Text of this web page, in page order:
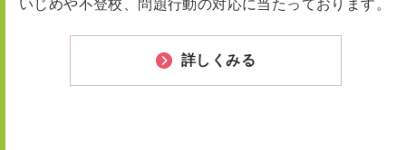
いじめや不登校、問題行動の対応に当たっております。
詳しくみる